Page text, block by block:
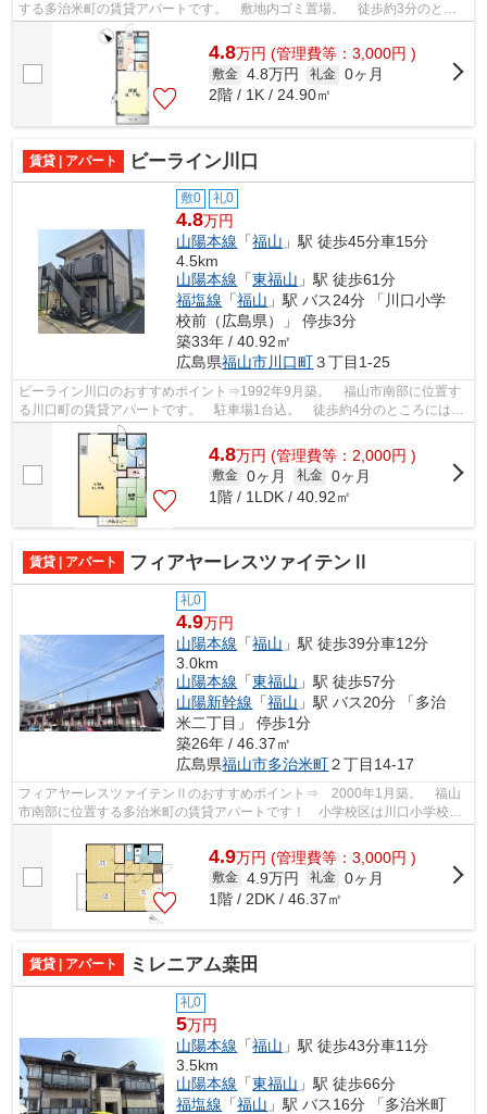
する多治米町の賃貸アパートです。 敷地内ゴミ置場。 徒歩約3分のとこ
ろにはディスカウントショップがあり、徒...
4.8万円 (管理費等：3,000円 )
敷金 4.8万円 礼金 0ヶ月
2階 / 1K / 24.90㎡
賃貸 | アパート ビーライン川口
敷0 礼0
4.8万円
山陽本線 「福山 」駅 徒歩45分車15分
4.5km
山陽本線 「東福山 」駅 徒歩61分
福塩線 「福山 」駅 バス24分 「川口小学
校前（広島県）」 停歩3分
築33年 / 40.92㎡
広島県福山市川口町３丁目1-25
ビーライン川口のおすすめポイント⇒1992年9月築。 福山市南部に位置す
る川口町の賃貸アパートです。 駐車場1台込。 徒歩約4分のところにはス
ーパーがあり、徒歩約6分のところにはコ...
4.8万円 (管理費等：2,000円 )
敷金 0ヶ月 礼金 0ヶ月
1階 / 1LDK / 40.92㎡
賃貸 | アパート フィアヤーレスツァイテンⅡ
礼0
4.9万円
山陽本線 「福山 」駅 徒歩39分車12分
3.0km
山陽本線 「東福山 」駅 徒歩57分
山陽新幹線 「福山 」駅 バス20分 「多治
米二丁目」 停歩1分
築26年 / 46.37㎡
広島県福山市多治米町２丁目14-17
フィアヤーレスツァイテンⅡのおすすめポイント⇒ 2000年1月築。 福山
市南部に位置する多治米町の賃貸アパートです！ 小学校区は川口小学校で
4.9万円 (管理費等：3,000円 )
敷金 4.9万円 礼金 0ヶ月
1階 / 2DK / 46.37㎡
賃貸 | アパート ミレニアム桒田
礼0
5万円
山陽本線 「福山 」駅 徒歩43分車11分
3.5km
山陽本線 「東福山 」駅 徒歩66分
福塩線 「福山 」駅 バス16分 「多治米町